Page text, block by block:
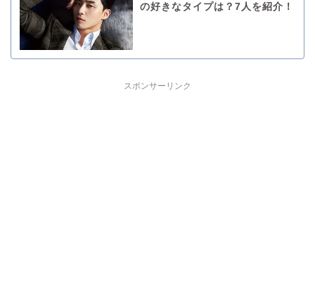
の好きなタイプは？7人を紹介！
スポンサーリンク